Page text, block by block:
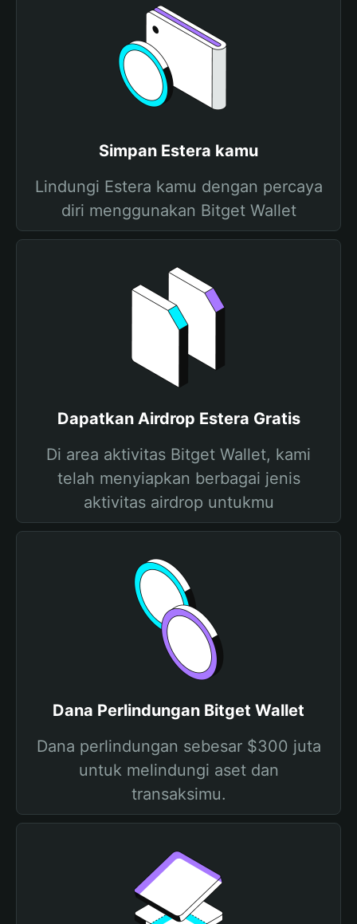
Simpan Estera kamu
Lindungi Estera kamu dengan percaya
diri menggunakan Bitget Wallet
Dapatkan Airdrop Estera Gratis
Di area aktivitas Bitget Wallet, kami
telah menyiapkan berbagai jenis
aktivitas airdrop untukmu
Dana Perlindungan Bitget Wallet
Dana perlindungan sebesar $300 juta
untuk melindungi aset dan
transaksimu.